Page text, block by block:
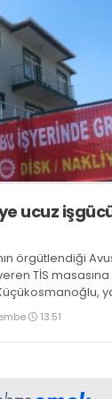
için
örgütlendiği
TİS
ucuz iş gücü
13:51